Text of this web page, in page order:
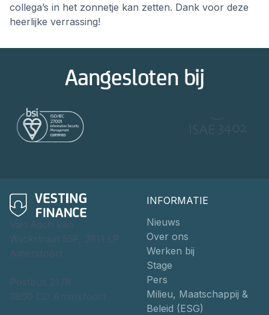
collega’s in het zonnetje kan zetten. Dank voor deze
heerlijke verrassing!
Aangesloten bij
Van Asch van
Wijckstraat 55F, 3811 LP
Amersfoort
Postbus 2178
3800 CD Amersfoort
INFORMATIE
Nieuws
Over ons
Werken bij
Stage
Pers
Milieu, Maatschappij &
Beleid (ESG)